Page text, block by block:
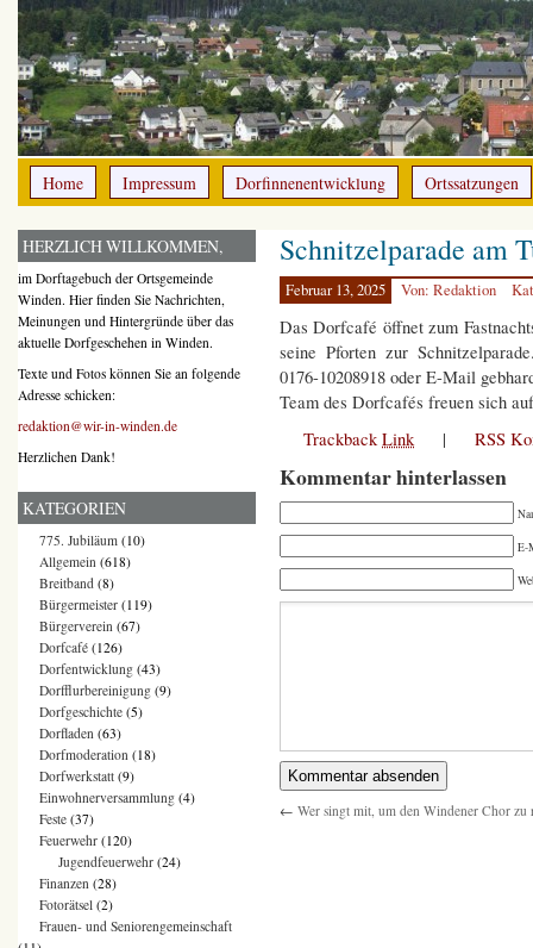
Home Impressum Dorfinnenentwicklung Ortssatzungen
Schnitzelparade am
Februar 13, 2025 Von: Redaktion
Das Dorfcafé öffnet zum
seine Pforten zur
0176-10208918 oder E-Mail
Team des Dorfcafés freuen sich
TrackbackLink | RSS
Kommentar hinterlassen
E-
← Wer singt mit, um den Windener Chor zu
HERZLICH WILLKOMMEN,
im Dorftagebuch der Ortsgemeinde
Winden. Hier finden Sie Nachrichten,
Meinungen und Hintergründe über das
aktuelle Dorfgeschehen in Winden.
Texte und Fotos können Sie an folgende
Adresse schicken:
redaktion@wir-in-winden.de
Herzlichen Dank!
KATEGORIEN
775. Jubiläum (10)
Allgemein (618)
Breitband (8)
Bürgermeister (119)
Bürgerverein (67)
Dorfcafé (126)
Dorfentwicklung (43)
Dorfflurbereinigung (9)
Dorfgeschichte (5)
Dorfladen (63)
Dorfmoderation (18)
Dorfwerkstatt (9)
Einwohnerversammlung (4)
Feste (37)
Feuerwehr (120)
Jugendfeuerwehr (24)
Finanzen (28)
Fotorätsel (2)
Frauen- und Seniorengemeinschaft